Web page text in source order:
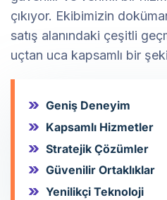
çıkıyor. Ekibimizin
satış alanındaki çeşitli
uçtan uca kapsamlı bir
Geniş Deneyim
Kapsamlı Hizmetler
Stratejik Çözümler
Güvenilir Ortaklıklar
Yenilikçi Teknoloji